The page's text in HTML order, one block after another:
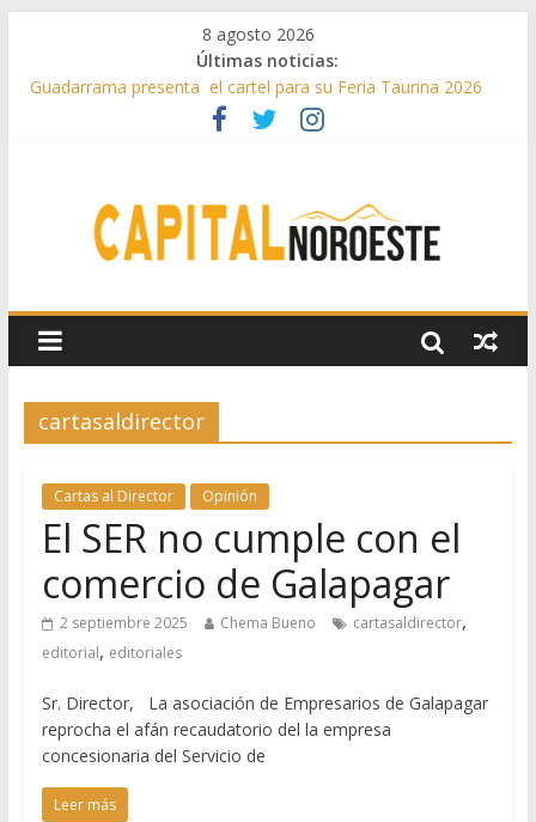
8 agosto 2026
Últimas noticias:
Guadarrama presenta el cartel para su Feria Taurina 2026
Hey Kid e Inazio en ‘La Gran Noche del Indie’ de las fiestas
Boadilla destinó más de 11 millones de euros a ayudas y
beneficios fiscales en 2025
cartasaldirector
Cartas al Director Opinión
El SER no cumple con el
comercio de Galapagar
2 septiembre 2025 Chema Bueno cartasaldirector,
editorial, editoriales
Sr. Director, La asociación de Empresarios de Galapagar
reprocha el afán recaudatorio del la empresa
concesionaria del Servicio de
Leer más